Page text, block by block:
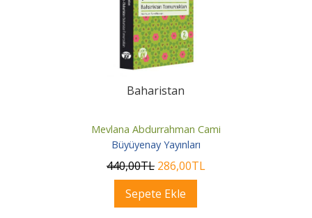
Baharistan
Mevlana Abdurrahman Cami
Büyüyenay Yayınları
440,00TL 286,00TL
Sepete Ekle